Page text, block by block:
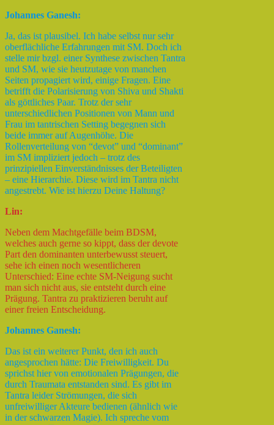
Johannes Ganesh:
Ja, das ist plausibel. Ich habe selbst nur sehr
oberflächliche Erfahrungen mit SM. Doch ich
stelle mir bzgl. einer Synthese zwischen Tantra
und SM, wie sie heutzutage von manchen
Seiten propagiert wird, einige Fragen. Eine
betrifft die Polarisierung von Shiva und Shakti
als göttliches Paar. Trotz der sehr
unterschiedlichen Positionen von Mann und
Frau im tantrischen Setting begegnen sich
beide immer auf Augenhöhe. Die
Rollenverteilung von “devot” und “dominant”
im SM impliziert jedoch – trotz des
prinzipiellen Einverständnisses der Beteiligten
– eine Hierarchie. Diese wird im Tantra nicht
angestrebt. Wie ist hierzu Deine Haltung?
Lin:
Neben dem Machtgefälle beim BDSM,
welches auch gerne so kippt, dass der devote
Part den dominanten unterbewusst steuert,
sehe ich einen noch wesentlicheren
Unterschied: Eine echte SM-Neigung sucht
man sich nicht aus, sie entsteht durch eine
Prägung. Tantra zu praktizieren beruht auf
einer freien Entscheidung.
Johannes Ganesh:
Das ist ein weiterer Punkt, den ich auch
angesprochen hätte: Die Freiwilligkeit. Du
sprichst hier von emotionalen Prägungen, die
durch Traumata entstanden sind. Es gibt im
Tantra leider Strömungen, die sich
unfreiwilliger Akteure bedienen (ähnlich wie
in der schwarzen Magie). Ich spreche vom